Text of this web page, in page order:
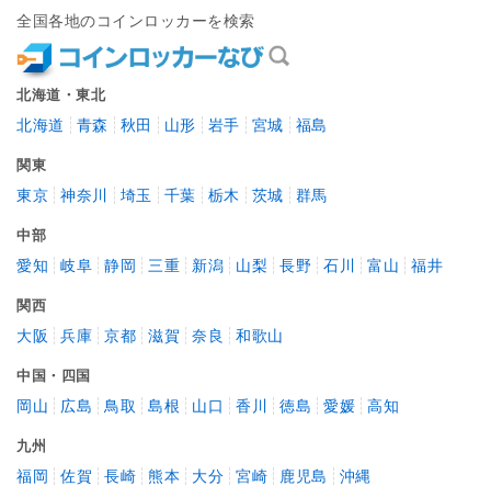
全国各地のコインロッカーを検索
北海道・東北
北海道 青森 秋田 山形 岩手 宮城 福島
関東
東京 神奈川 埼玉 千葉 栃木 茨城 群馬
中部
愛知 岐阜 静岡 三重 新潟 山梨 長野 石川 富山 福井
関西
大阪 兵庫 京都 滋賀 奈良 和歌山
中国・四国
岡山 広島 鳥取 島根 山口 香川 徳島 愛媛 高知
九州
福岡 佐賀 長崎 熊本 大分 宮崎 鹿児島 沖縄